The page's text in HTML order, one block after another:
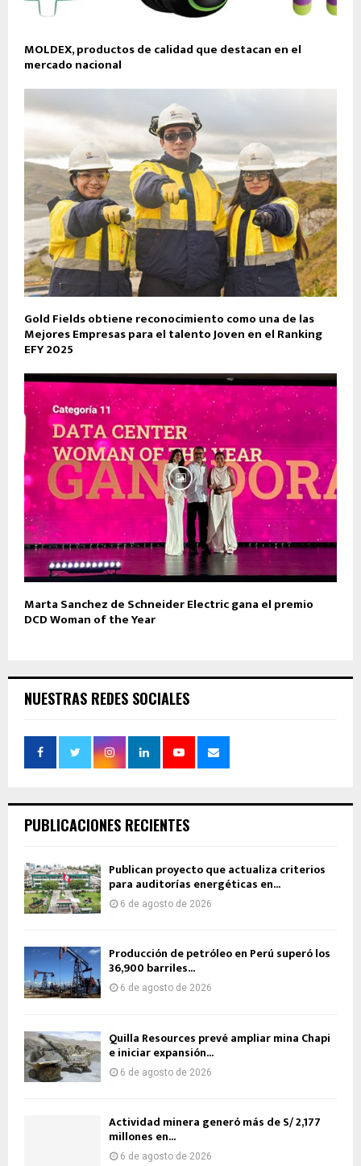
MOLDEX, productos de calidad que destacan en el
mercado nacional
Gold Fields obtiene reconocimiento como una de las
Mejores Empresas para el talento Joven en el Ranking
EFY 2025
Marta Sanchez de Schneider Electric gana el premio
DCD Woman of the Year
NUESTRAS REDES SOCIALES
PUBLICACIONES RECIENTES
Publican proyecto que actualiza criterios
para auditorías energéticas en...
6 de agosto de 2026
Producción de petróleo en Perú superó los
36,900 barriles...
6 de agosto de 2026
Quilla Resources prevé ampliar mina Chapi
e iniciar expansión...
6 de agosto de 2026
Actividad minera generó más de S/ 2,177
millones en...
6 de agosto de 2026